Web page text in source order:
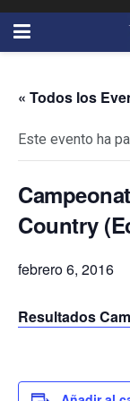
« Todos los
Este evento ha
Country
febrero 6, 2016
Resultados